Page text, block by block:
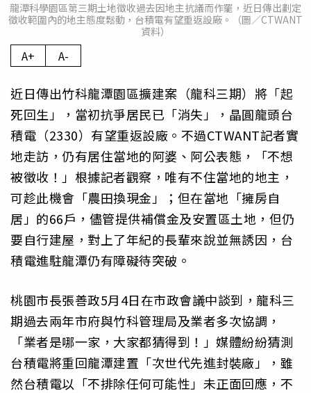
龍潭科學園區第三期土地徵收過去因地主抗議而作罷，近日傳出劃定
徵收範圍內的地主態度鬆動，台積電有望重返設廠。（圖／CTWANT
資料）
A+ A-
近日傳出竹科龍潭園區擴建案（龍科三期）將「起
死回生」，當初抗爭居民已「消失」，晶圓龍頭台
積電（2330）有望重返設廠。不過CTWANT記者實
地走訪，仍有居住當地的阿婆、阿公表態，「不想
被徵收！」根據記者觀察，唯有不住當地的地主，
可趁此機會「農田換現金」；但在當地「擁房自
居」的66戶，儘管提供補償金及安置區土地，但仍
要自行建屋，對上了年紀的長輩來說並無誘因，台
積電進駐龍潭仍有障礙待突破。
桃園市長張善政5月4日在市政會議中談到，龍科三
期過去兩年市府與竹科管理局及業者多次協調，
「業者是哪一家，大家都猜得到！」媒體紛紛猜測
台積電將重回龍潭建置「次世代先進封裝廠」，雖
然台積電以「不排除任何可能性」未正面回應，不